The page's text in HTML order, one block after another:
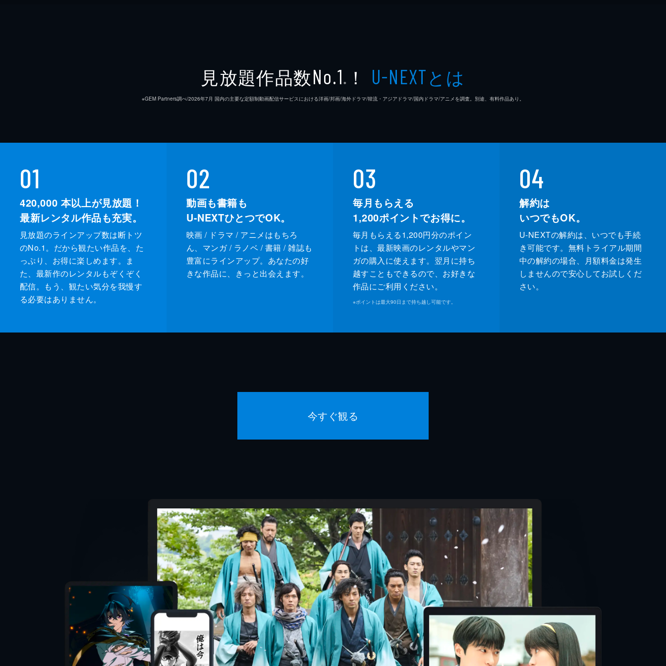
見放題作品数No.1 ※ ！ U-NEXTとは
※GEM Partners調べ/2026年7⽉ 国内の主要な定額制動画配信サービスにおける洋画/邦画/海外ドラマ/韓流・アジアドラマ/国内ドラマ/アニメを調査。別途、有料作品あり。
01
420,000 本以上が見放題！
最新レンタル作品も充実。
見放題のラインアップ数は断トツ
のNo.1。だから観たい作品を、た
っぷり、お得に楽しめます。ま
た、最新作のレンタルもぞくぞく
配信。もう、観たい気分を我慢す
る必要はありません。
02
動画も書籍も
U-NEXTひとつでOK。
映画 / ドラマ / アニメはもちろ
ん、マンガ / ラノベ / 書籍 / 雑誌も
豊富にラインアップ。あなたの好
きな作品に、きっと出会えます。
03
毎月もらえる
1,200ポイントでお得に。
毎月もらえる1,200円分のポイン
トは、最新映画のレンタルやマン
ガの購入に使えます。翌月に持ち
越すこともできるので、お好きな
作品にご利用ください。
※ポイントは最大90日まで持ち越し可能です。
04
解約は
いつでもOK。
U-NEXTの解約は、いつでも手続
き可能です。無料トライアル期間
中の解約の場合、月額料金は発生
しませんので安心してお試しくだ
さい。
今すぐ観る